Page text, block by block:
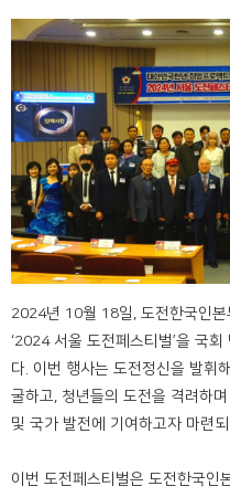
2024년 10월 18일, 도전한국인
‘2024 서울 도전페스티벌’을 국
다. 이번 행사는 도전정신을 발휘
굴하고, 청년들의 도전을 격려하
및 국가 발전에 기여하고자 마련
이번 도전페스티벌은 도전한국인